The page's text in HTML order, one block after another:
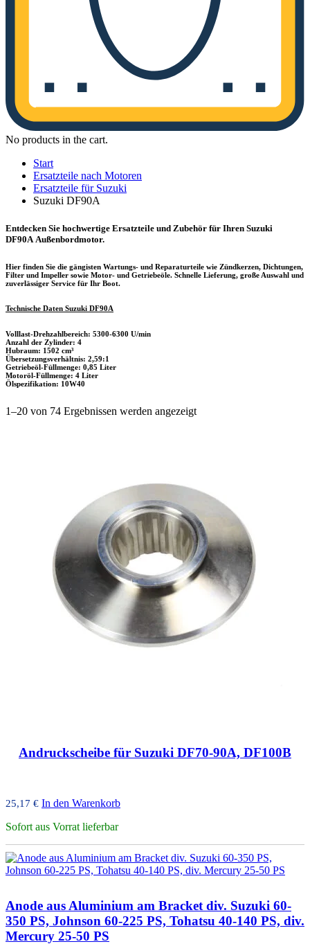
No products in the cart.
Start
Ersatzteile nach Motoren
Ersatzteile für Suzuki
Suzuki DF90A
Entdecken Sie hochwertige Ersatzteile und Zubehör für Ihren Suzuki
DF90A Außenbordmotor.
Hier finden Sie die gängisten Wartungs- und Reparaturteile wie Zündkerzen, Dichtungen,
Filter und Impeller sowie Motor- und Getriebeöle. Schnelle Lieferung, große Auswahl und
zuverlässiger Service für Ihr Boot.
Technische Daten Suzuki DF90A
Volllast-Drehzahlbereich: 5300-6300 U/min
Anzahl der Zylinder: 4
Hubraum: 1502 cm³
Übersetzungsverhältnis: 2,59:1
Getriebeöl-Füllmenge: 0,85 Liter
Motoröl-Füllmenge: 4 Liter
Ölspezifikation: 10W40
1–20 von 74 Ergebnissen werden angezeigtNach
Andruckscheibe für Suzuki DF70-90A, DF100B
25,17 € In den Warenkorb
Sofort aus Vorrat lieferbar
Anode aus Aluminium am Bracket div. Suzuki 60-
350 PS, Johnson 60-225 PS, Tohatsu 40-140 PS, div.
Mercury 25-50 PS